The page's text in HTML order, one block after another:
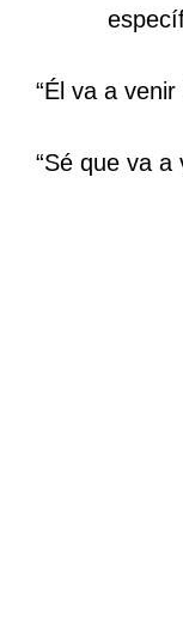
“Él va a venir
“Sé que va a